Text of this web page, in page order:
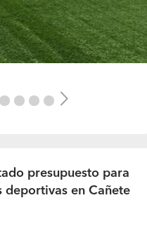
Next
presupuesto para
deportivas en Cañete